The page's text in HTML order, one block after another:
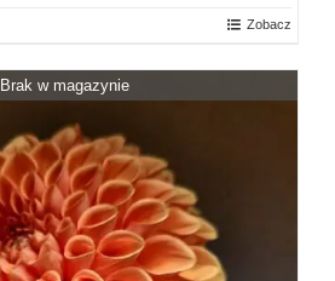
Zobacz
Brak w magazynie